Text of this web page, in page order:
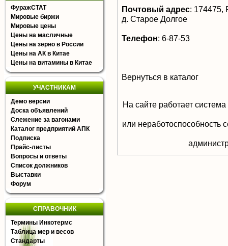
ФуражСТАТ
Мировые биржи
Мировые цены
Цены на масличные
Цены на зерно в России
Цены на АК в Китае
Цены на витамины в Китае
УЧАСТНИКАМ
Демо версии
Доска объявлений
Слежение за вагонами
Каталог предприятий АПК
Подписка
Прайс-листы
Вопросы и ответы
Список должников
Выставки
Форум
СПРАВОЧНИК
Термины Инкотермс
Таблица мер и весов
Стандарты
Почтовый адрес: 174475,
д. Старое Долгое
Телефон: 6-87-53
Вернуться в каталог
На сайте работает
или неработоспособность